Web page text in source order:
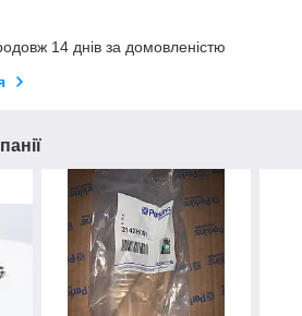
14 днів за домовленістю